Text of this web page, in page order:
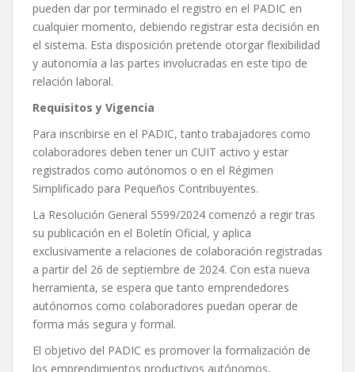
pueden dar por terminado el registro en el PADIC en
cualquier momento, debiendo registrar esta decisión en
el sistema. Esta disposición pretende otorgar flexibilidad
y autonomía a las partes involucradas en este tipo de
relación laboral.
Requisitos y Vigencia
Para inscribirse en el PADIC, tanto trabajadores como
colaboradores deben tener un CUIT activo y estar
registrados como autónomos o en el Régimen
Simplificado para Pequeños Contribuyentes.
La Resolución General 5599/2024 comenzó a regir tras
su publicación en el Boletín Oficial, y aplica
exclusivamente a relaciones de colaboración registradas
a partir del 26 de septiembre de 2024. Con esta nueva
herramienta, se espera que tanto emprendedores
autónomos como colaboradores puedan operar de
forma más segura y formal.
El objetivo del PADIC es promover la formalización de
los emprendimientos productivos autónomos,